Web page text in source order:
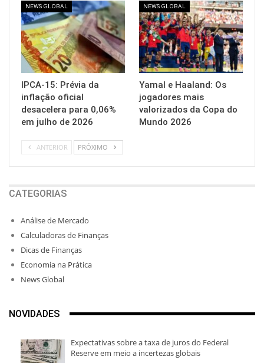
NEWS GLOBAL
IPCA-15: Prévia da
inflação oficial
desacelera para 0,06%
em julho de 2026
NEWS GLOBAL
Yamal e Haaland: Os
jogadores mais
valorizados da Copa do
Mundo 2026
ANTERIOR PRÓXIMO
CATEGORIAS
Análise de Mercado
Calculadoras de Finanças
Dicas de Finanças
Economia na Prática
News Global
NOVIDADES
Expectativas sobre a taxa de juros do Federal
Reserve em meio a incertezas globais